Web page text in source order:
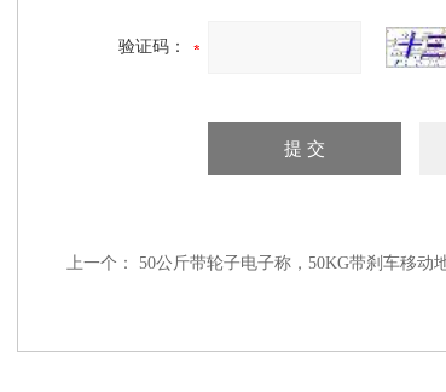
验证码：
上一个：
50公斤带轮子电子称，50KG带刹车移动